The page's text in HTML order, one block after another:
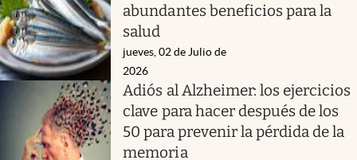
abundantes beneficios para la
salud
jueves, 02 de Julio de
2026
Adiós al Alzheimer: los ejercicios
clave para hacer después de los
50 para prevenir la pérdida de la
memoria